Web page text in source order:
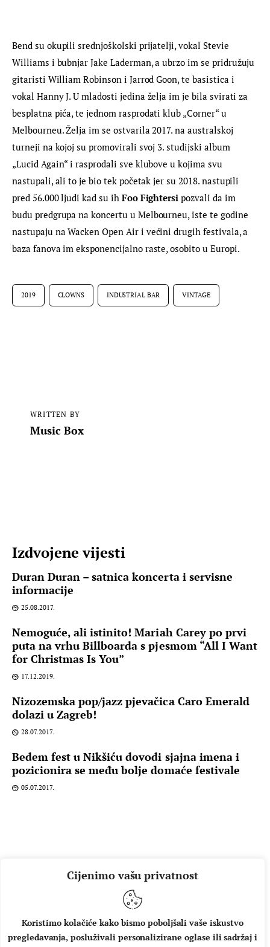
Cijenimo vašu privatnost
Koristimo kolačiće kako bismo poboljšali vaše iskustvo
pregledavanja, posluživali personalizirane oglase ili sadržaj i
Bend su okupili srednjoškolski prijatelji, vokal Stevie
Williams i bubnjar Jake Laderman, a ubrzo im se pridružuju
gitaristi William Robinson i Jarrod Goon, te basistica i
vokal Hanny J. U mladosti jedina želja im je bila svirati za
besplatna pića, te jednom rasprodati klub „Corner“ u
Melbourneu. Želja im se ostvarila 2017. na australskoj
turneji na kojoj su promovirali svoj 3. studijski album
„Lucid Again“ i rasprodali sve klubove u kojima svu
nastupali, ali to je bio tek početak jer su 2018. nastupili
pred 56.000 ljudi kad su ih Foo Fightersi pozvali da im
budu predgrupa na koncertu u Melbourneu, iste te godine
nastupaju na Wacken Open Air i većini drugih festivala, a
baza fanova im eksponencijalno raste, osobito u Europi.
2019 CLOWNS INDUSTRIAL BAR VINTAGE
WRITTEN BY
Music Box
Izdvojene vijesti
Duran Duran – satnica koncerta i servisne
informacije
25.08.2017.
Nemoguće, ali istinito! Mariah Carey po prvi
puta na vrhu Billboarda s pjesmom “All I Want
for Christmas Is You”
17.12.2019.
Nizozemska pop/jazz pjevačica Caro Emerald
dolazi u Zagreb!
28.07.2017.
Bedem fest u Nikšiću dovodi sjajna imena i
pozicionira se među bolje domaće festivale
05.07.2017.
O NAMA IMPRESSUM UVJETI KORIŠTENJA